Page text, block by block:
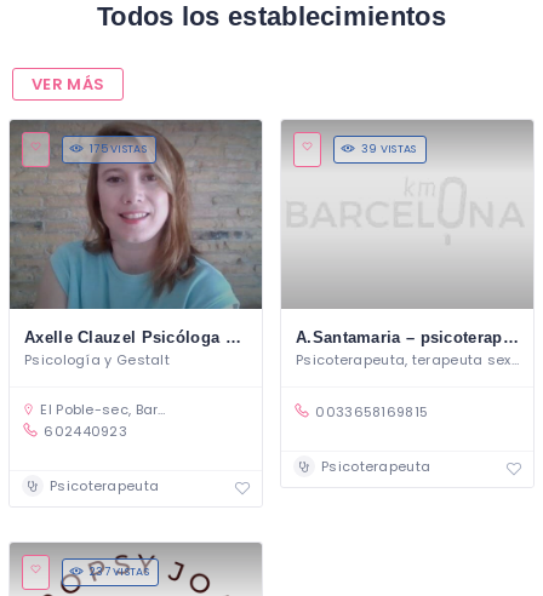
Todos los establecimientos
VER MÁS
175 VISTAS
Axelle Clauzel Psicóloga y Terapeuta Gestalt
Psicología y Gestalt
El Poble-sec, Barcelona, Espagne
602440923
Psicoterapeuta
39 VISTAS
A.Santamaria – psicoterapeuta y terapeuta sexual
Psicoterapeuta, terapeuta sexual y
0033658169815
Psicoterapeuta
237 VISTAS